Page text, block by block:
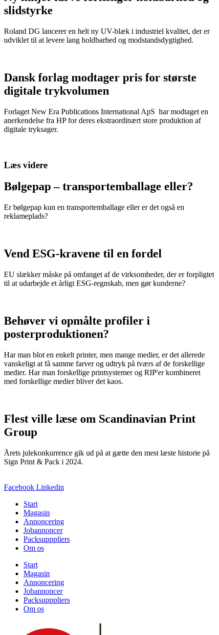
slidstyrke
Roland DG lancerer en helt ny UV-blæk i industriel kvalitet, der er
udviklet til at levere lang holdbarhed og modstandsdygtighed.
Dansk forlag modtager pris for største
digitale trykvolumen
Forlaget New Era Publications International ApS har modtaget en
anerkendelse fra HP for deres ekstraordinært store produktion af
digitale tryksager.
Læs videre
Bølgepap – transportemballage eller?
Er bølgepap kun en transportemballage eller er det også en
reklameplads?
Vend ESG-kravene til en fordel
EU slækker måske på omfanget af de virksomheder, der er forpligtet
til at udarbejde et årligt ESG-regnskab, men gør kunderne?
Behøver vi opmålte profiler i
posterproduktionen?
Har man blot en enkelt printer, men mange medier, er det allerede
vanskeligt at få samme farver og udtryk på tværs af de forskellige
medier. Har man forskellige printsystemer og RIP'er kombineret
med forskellige medier bliver det kaos.
Flest ville læse om Scandinavian Print
Group
Årets julekonkurrence gik ud på at gætte den mest læste historie på
Sign Print & Pack i 2024.
Facebook Linkedin
Start
Magasin
Annoncering
Jobannoncer
Packsupppliers
Om os
Start
Magasin
Annoncering
Jobannoncer
Packsupppliers
Om os